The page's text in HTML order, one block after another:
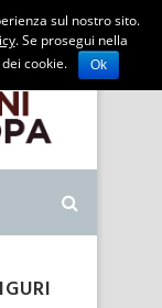
sul nostro sito.
. Se prosegui nella
cookie.
Ok